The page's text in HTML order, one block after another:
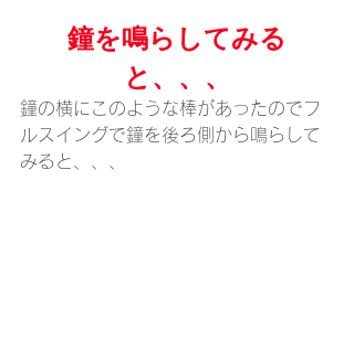
鐘を鳴らしてみる
と、、、
鐘の横にこのような棒があったのでフ
ルスイングで鐘を後ろ側から鳴らして
みると、、、